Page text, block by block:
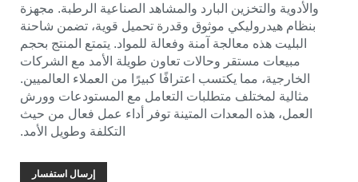
والأدوية والتخزين البارد والمشاهد الصناعية الرطبة. مجهزة
بنظام هيدروليكي موثوق وقدرة تحميل قوية، تضمن شاحنة
البليت هذه معالجة آمنة وفعالة للمواد. يتمتع المنتج بحجم
مبيعات مستقر وحالات تعاون طويلة الأمد مع الشركات
الخارجية، مما يكتسب اعترافًا كبيرًا من العملاء العالميين.
مثالية لمختلف متطلبات التعامل مع المستودعات وورش
العمل، هذه المعدات المتينة توفر أداء عمل فعال من حيث
التكلفة وطويل الأمد.
إرسال استفسار